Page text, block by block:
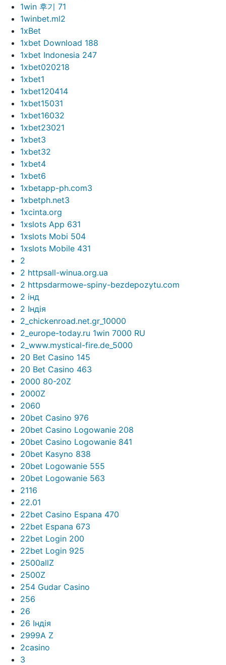
1win 후기 71
1winbet.ml2
1xBet
1xbet Download 188
1xbet Indonesia 247
1xbet020218
1xbet1
1xbet120414
1xbet15031
1xbet16032
1xbet23021
1xbet3
1xbet32
1xbet4
1xbet6
1xbetapp-ph.com3
1xbetph.net3
1xcinta.org
1xslots App 631
1xslots Mobi 504
1xslots Mobile 431
2
2 httpsall-winua.org.ua
2 httpsdarmowe-spiny-bezdepozytu.com
2 інд
2 Індія
2_chickenroad.net.gr_10000
2_europe-today.ru 1win 7000 RU
2_www.mystical-fire.de_5000
20 Bet Casino 145
20 Bet Casino 463
2000 80-20Z
2000Z
2060
20bet Casino 976
20bet Casino Logowanie 208
20bet Casino Logowanie 841
20bet Kasyno 838
20bet Logowanie 555
20bet Logowanie 563
2116
22.01
22bet Casino Espana 470
22bet Espana 673
22bet Login 200
22bet Login 925
2500allZ
2500Z
254 Gudar Casino
256
26
26 Індія
2999A Z
2casino
3